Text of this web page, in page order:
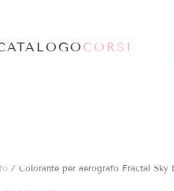
CORSI
/ Colorante per aerografo Fractal Sky